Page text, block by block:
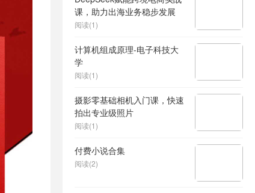
课，助力出海业务稳步发展
阅读(1)
计算机组成原理-电子科技大
学
阅读(1)
摄影零基础相机入门课，快速
拍出专业级照片
阅读(1)
付费小说合集
阅读(2)